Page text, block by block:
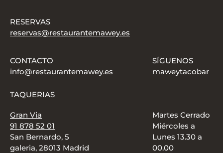
RESERVAS
reservas@restaurantemawey.es
CONTACTO
info@restaurantemawey.es
SÍGUENOS
maweytacobar
TAQUERIAS
Gran Via
91 878 52 01
San Bernardo, 5
galeria, 28013 Madrid
Martes Cerrado
Miércoles a
Lunes 13.30 a
00.00